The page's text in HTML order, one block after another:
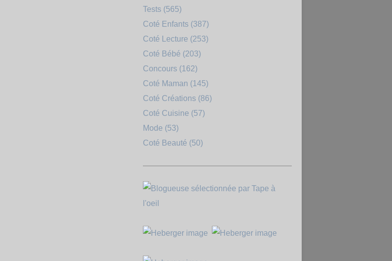
Tests (565)
Coté Enfants (387)
Coté Lecture (253)
Coté Bébé (203)
Concours (162)
Coté Maman (145)
Coté Créations (86)
Coté Cuisine (57)
Mode (53)
Coté Beauté (50)